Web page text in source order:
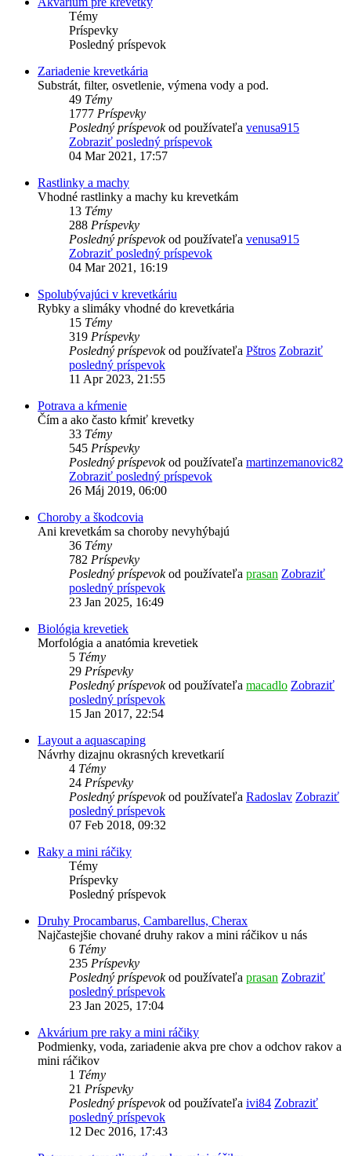
Témy
Príspevky
Posledný príspevok
Zariadenie krevetkária
Substrát, filter, osvetlenie, výmena vody a pod.
49 Témy
1777 Príspevky
Posledný príspevokod používateľa venusa915
Zobraziť posledný príspevok
04 Mar 2021, 17:57
Rastlinky a machy
Vhodné rastlinky a machy ku krevetkám
13 Témy
288 Príspevky
Posledný príspevokod používateľa venusa915
Zobraziť posledný príspevok
04 Mar 2021, 16:19
Spolubývajúci v krevetkáriu
Rybky a slimáky vhodné do krevetkária
15 Témy
319 Príspevky
Posledný príspevokod používateľa Pštros Zobraziť
posledný príspevok
11 Apr 2023, 21:55
Potrava a kŕmenie
Čím a ako často kŕmiť krevetky
33 Témy
545 Príspevky
Posledný príspevokod používateľa martinzemanovic82
Zobraziť posledný príspevok
26 Máj 2019, 06:00
Choroby a škodcovia
Ani krevetkám sa choroby nevyhýbajú
36 Témy
782 Príspevky
Posledný príspevokod používateľa prasan Zobraziť
posledný príspevok
23 Jan 2025, 16:49
Biológia krevetiek
Morfológia a anatómia krevetiek
5 Témy
29 Príspevky
Posledný príspevokod používateľa macadlo Zobraziť
posledný príspevok
15 Jan 2017, 22:54
Layout a aquascaping
Návrhy dizajnu okrasných krevetkarií
4 Témy
24 Príspevky
Posledný príspevokod používateľa Radoslav Zobraziť
posledný príspevok
07 Feb 2018, 09:32
Raky a mini ráčiky
Témy
Príspevky
Posledný príspevok
Druhy Procambarus, Cambarellus, Cherax
Najčastejšie chované druhy rakov a mini ráčikov u nás
6 Témy
235 Príspevky
Posledný príspevokod používateľa prasan Zobraziť
posledný príspevok
23 Jan 2025, 17:04
Akvárium pre raky a mini ráčiky
Podmienky, voda, zariadenie akva pre chov a odchov rakov a
mini ráčikov
1 Témy
21 Príspevky
Posledný príspevokod používateľa ivi84 Zobraziť
posledný príspevok
12 Dec 2016, 17:43